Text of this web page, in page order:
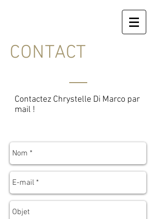
CONTACT
Contactez Chrystelle Di Marco par
mail !